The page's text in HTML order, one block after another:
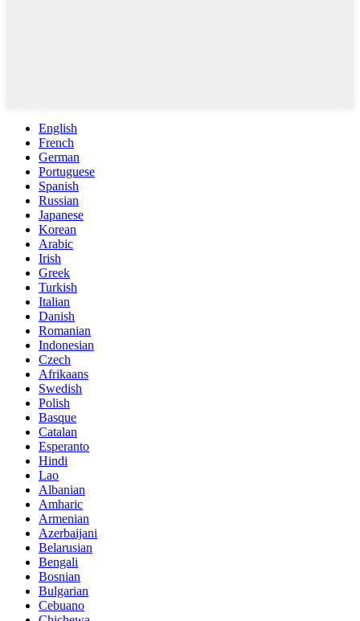
English
French
German
Portuguese
Spanish
Russian
Japanese
Korean
Arabic
Irish
Greek
Turkish
Italian
Danish
Romanian
Indonesian
Czech
Afrikaans
Swedish
Polish
Basque
Catalan
Esperanto
Hindi
Lao
Albanian
Amharic
Armenian
Azerbaijani
Belarusian
Bengali
Bosnian
Bulgarian
Cebuano